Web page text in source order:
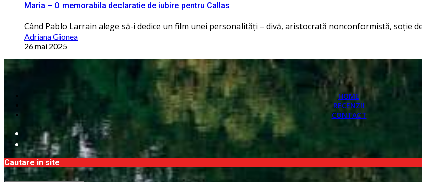
Maria – O memorabila declaratie de iubire pentru Callas
Când Pablo Larrain alege să-i dedice un film unei personalităţi – divă, aristocrată nonconformistă, soţie
Adriana Gionea
26 mai 2025
HOME
RECENZII
CONTACT
Cautare in site